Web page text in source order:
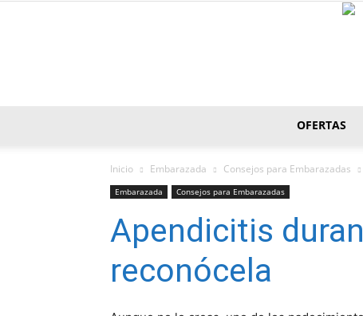
OFERTAS
Inicio Embarazada Consejos para Embarazadas
Embarazada Consejos para Embarazadas
Apendicitis
reconócela